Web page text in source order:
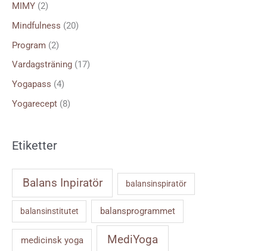
MIMY (2)
Mindfulness (20)
Program (2)
Vardagsträning (17)
Yogapass (4)
Yogarecept (8)
Etiketter
Balans Inpiratör balansinspiratör
balansinstitutet balansprogrammet
medicinsk yoga MediYoga